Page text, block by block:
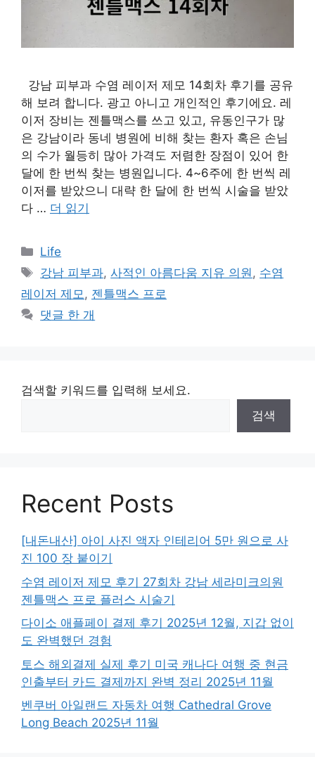
강남 피부과 수염 레이저 제모 14회차 후기를 공유
해 보려 합니다. 광고 아니고 개인적인 후기에요. 레
이저 장비는 젠틀맥스를 쓰고 있고, 유동인구가 많
은 강남이라 동네 병원에 비해 찾는 환자 혹은 손님
의 수가 월등히 많아 가격도 저렴한 장점이 있어 한
달에 한 번씩 찾는 병원입니다. 4~6주에 한 번씩 레
이저를 받았으니 대략 한 달에 한 번씩 시술을 받았
다 … 더 읽기
카
테
리
Life
태
그
강남 피부과,사적인 아름다움 지유 의원, 수염
레이저 제모, 젠틀맥스 프로
댓글 한 개
검색할 키워드를 입력해 보세요.
검색
Recent Posts
[내돈내산] 아이 사진 액자 인테리어 5만 원으로 사
진 100 장 붙이기
수염 레이저 제모 후기 27회차 강남 세라미크의원
젠틀맥스 프로 플러스 시술기
다이소 애플페이 결제 후기 2025년 12월, 지갑 없이
도 완벽했던 경험
토스 해외결제 실제 후기 미국 캐나다 여행 중 현금
인출부터 카드 결제까지 완벽 정리 2025년 11월
벤쿠버 아일랜드 자동차 여행 Cathedral Grove
Long Beach 2025년 11월